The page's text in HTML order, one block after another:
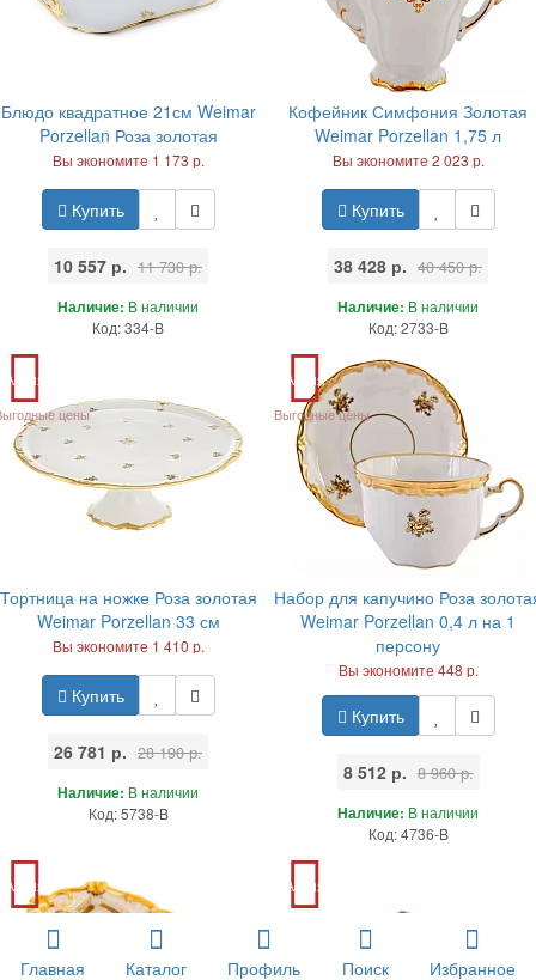
Блюдо квадратное 21см Weimar
Porzellan Роза золотая
Вы экономите 1 173 р.
Купить
10 557 р. 11 730 р.
Наличие: В наличии
Код: 334-B
Кофейник Симфония Золотая
Weimar Porzellan 1,75 л
Вы экономите 2 023 р.
Купить
38 428 р. 40 450 р.
Наличие: В наличии
Код: 2733-B
Акция
цены
Тортница на ножке Роза золотая
Weimar Porzellan 33 см
Вы экономите 1 410 р.
Купить
26 781 р. 28 190 р.
Наличие: В наличии
Код: 5738-B
Акция
Выгодные цены
Набор для капучино Роза
Weimar Porzellan 0,4 л на 1
персону
Вы экономите 448 р.
Купить
8 512 р. 8 960 р.
Наличие: В наличии
Код: 4736-B
Акция
цены
Акция
Главная Каталог Профиль Поиск Избранное